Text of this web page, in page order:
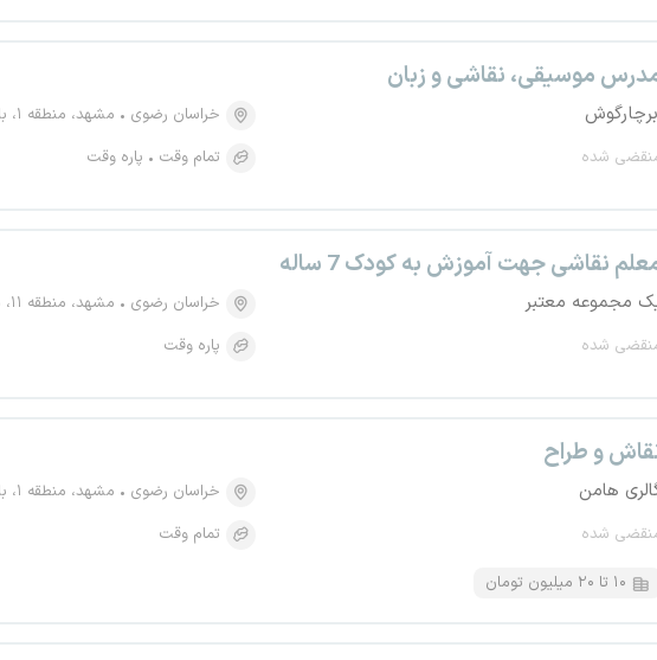
موسیقی، نقاشی و زبان
شده
خراسان رضوی
مشهد، منطقه ۱، بلوار سجاد
تمام وقت
پاره وقت
نقاشی جهت آموزش به کودک 7 ساله
مجموعه معتبر
شده
خراسان رضوی
مشهد، منطقه ۱۱، دانشجو
پاره وقت
و طراح
هامن
شده
خراسان رضوی
مشهد، منطقه ۱، بلوار سجاد
تمام وقت
۱۰ تا ۲۰ میلیون تومان